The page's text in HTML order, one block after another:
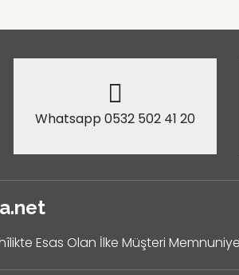
Whatsapp 0532 502 41 20
Esas Olan İlke Müşteri